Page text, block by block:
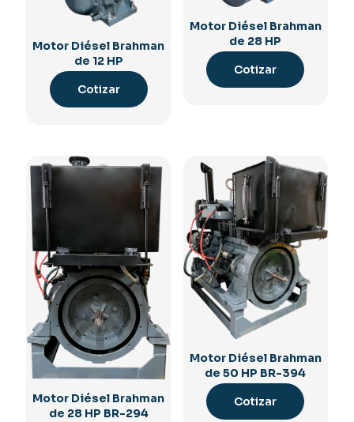
Motor Diésel Brahman
de 12 HP
Cotizar
Motor Diésel Brahman
de 28 HP
Cotizar
Motor Diésel Brahman
de 28 HP BR-294
Motor Diésel Brahman
de 50 HP BR-394
Cotizar